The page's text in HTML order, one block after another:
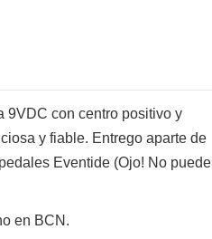
9VDC con centro positivo y
y fiable. Entrego aparte de
Eventide (Ojo! No puede
en BCN.